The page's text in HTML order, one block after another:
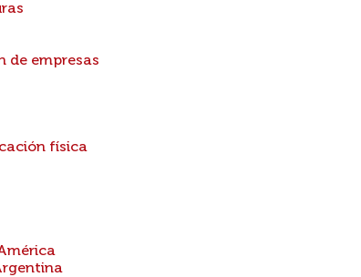
de empresas
física